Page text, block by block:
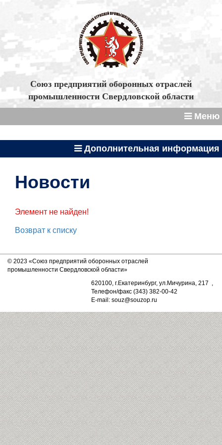
Союз предприятий оборонных отраслей
промышленности Свердловской области
Меню
Дополнительная информация
Новости
Элемент не найден!
Возврат к списку
© 2023 «Союз предприятий оборонных отраслей
промышленности Свердловской области»
620100, г.Екатеринбург, ул.Мичурина, 217 ,
Телефон/факс (343) 382-00-42
E-mail: souz@souzop.ru